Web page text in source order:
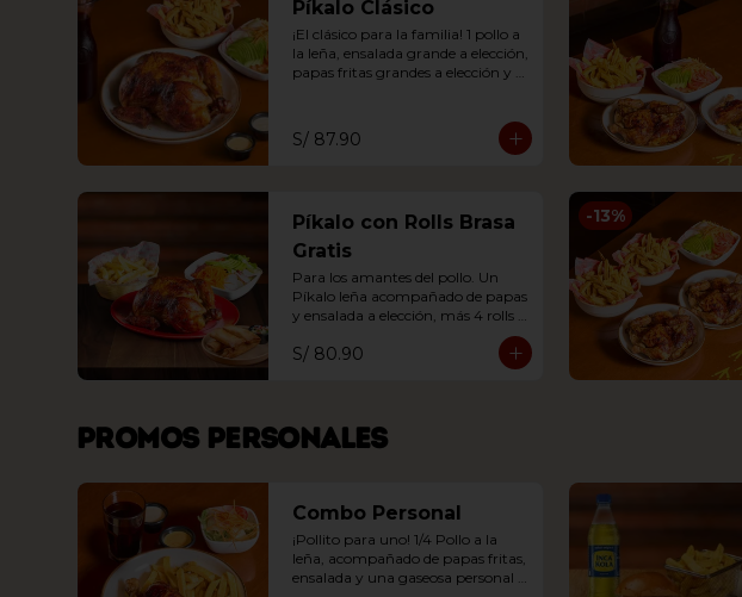
Píkalo Clásico
¡El clásico para la familia! 1 pollo a
la leña, ensalada grande a elección,
papas fritas grandes a elección y 1
S/ 87.90
Píkalo con Rolls Brasa
Gratis
Para los amantes del pollo. Un
Píkalo leña acompañado de papas
y ensalada a elección, más 4 rolls
S/ 80.90
-13%
Promos personales
Combo Personal
¡Pollito para uno! 1/4 Pollo a la
leña, acompañado de papas fritas,
ensalada y una gaseosa personal a